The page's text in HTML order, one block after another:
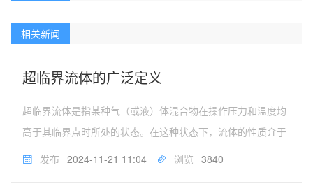
相关新闻
超临界流体的广泛定义
超临界流体是指某种气（或液）体混合物在操作压力和温度均
高于其临界点时所处的状态。在这种状态下，流体的性质介于
气体和液体之间，兼具两者的某些特性。具体来说，超临界流
发布 2024-11-21 11:04 浏览 3840